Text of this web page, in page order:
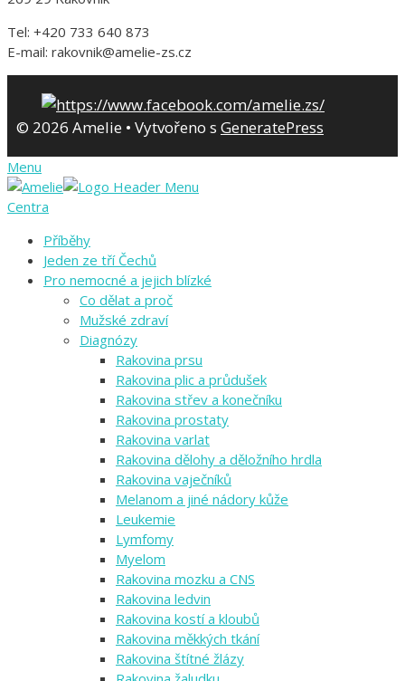
Tel: +420 733 640 873
E-mail: rakovnik@amelie-zs.cz
© 2026 Amelie • Vytvořeno s GeneratePress
Menu
Centra
Příběhy
Jeden ze tří Čechů
Pro nemocné a jejich blízké
Co dělat a proč
Mužské zdraví
Diagnózy
Rakovina prsu
Rakovina plic a průdušek
Rakovina střev a konečníku
Rakovina prostaty
Rakovina varlat
Rakovina dělohy a děložního hrdla
Rakovina vaječníků
Melanom a jiné nádory kůže
Leukemie
Lymfomy
Myelom
Rakovina mozku a CNS
Rakovina ledvin
Rakovina kostí a kloubů
Rakovina měkkých tkání
Rakovina štítné žlázy